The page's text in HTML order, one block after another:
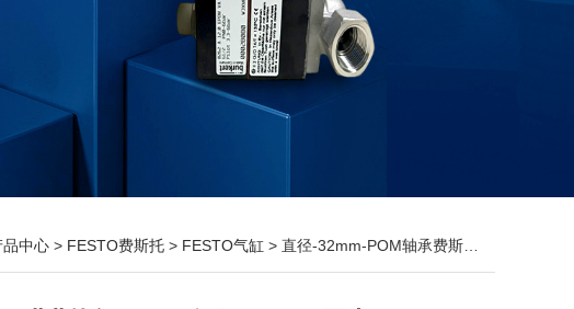
品中心 > FESTO费斯托 > FESTO气缸 > 直径-32mm-POM轴承费斯托FESTO气缸DSBC-压力0.2-1.2Mpa气动